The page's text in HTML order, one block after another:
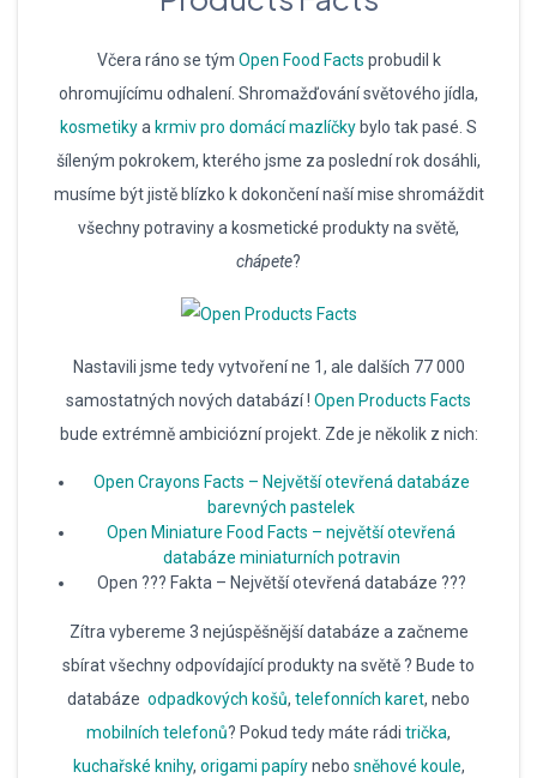
Včera ráno se tým Open Food Facts probudil k
ohromujícímu odhalení. Shromažďování světového jídla,
kosmetikya krmiv pro domácí mazlíčky bylo tak pasé. S
šíleným pokrokem, kterého jsme za poslední rok dosáhli,
musíme být jistě blízko k dokončení naší mise shromáždit
všechny potraviny a kosmetické produkty na světě,
chápete?
Nastavili jsme tedy vytvoření ne 1, ale dalších 77 000
samostatných nových databází ! Open Products Facts
bude extrémně ambiciózní projekt. Zde je několik z nich:
Open Crayons Facts – Největší otevřená databáze
barevných pastelek
Open Miniature Food Facts – největší otevřená
databáze miniaturních potravin
Open ??? Fakta – Největší otevřená databáze ???
Zítra vybereme 3 nejúspěšnější databáze a začneme
sbírat všechny odpovídající produkty na světě ? Bude to
databáze odpadkových košů, telefonních karet, nebo
mobilních telefonů? Pokud tedy máte rádi trička,
kuchařské knihy, origami papírynebo sněhové koule,